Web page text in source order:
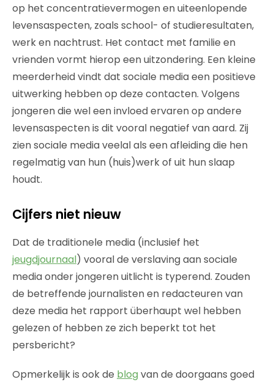
op het concentratievermogen en uiteenlopende
levensaspecten, zoals school- of studieresultaten,
werk en nachtrust. Het contact met familie en
vrienden vormt hierop een uitzondering. Een kleine
meerderheid vindt dat sociale media een positieve
uitwerking hebben op deze contacten. Volgens
jongeren die wel een invloed ervaren op andere
levensaspecten is dit vooral negatief van aard. Zij
zien sociale media veelal als een afleiding die hen
regelmatig van hun (huis)werk of uit hun slaap
houdt.
Cijfers niet nieuw
Dat de traditionele media (inclusief het
jeugdjournaal) vooral de verslaving aan sociale
media onder jongeren uitlicht is typerend. Zouden
de betreffende journalisten en redacteuren van
deze media het rapport überhaupt wel hebben
gelezen of hebben ze zich beperkt tot het
persbericht?
Opmerkelijk is ook de blog van de doorgaans goed